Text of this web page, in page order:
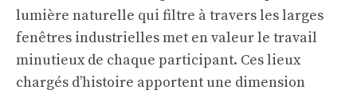
lumière naturelle qui filtre à travers les larges
fenêtres industrielles met en valeur le travail
minutieux de chaque participant. Ces lieux
chargés d’histoire apportent une dimension